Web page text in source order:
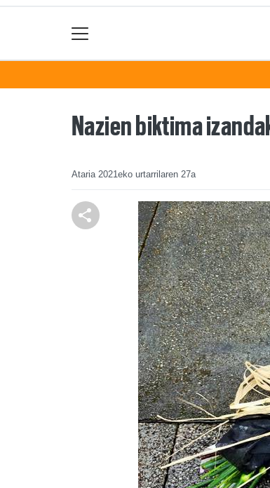
Nazien biktima
Ataria 2021eko urtarrilaren 27a